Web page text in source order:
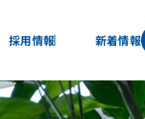
採用情報 新着情報